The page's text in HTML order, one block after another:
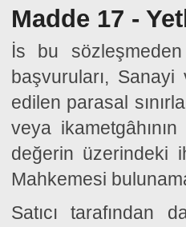
Madde 17 -
İs bu
başvuruları, Sanayi
edilen parasal
veya
değerin üzerindeki
Mahkemesi
Satıcı tarafından